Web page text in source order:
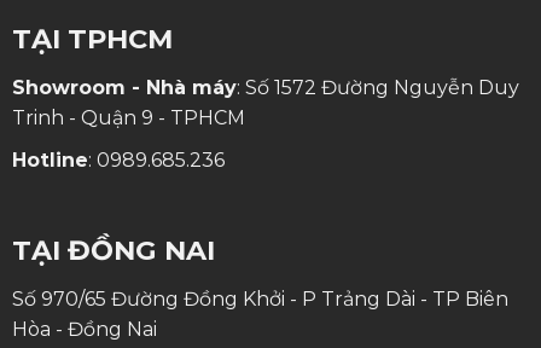
TẠI TPHCM
Showroom - Nhà máy: Số 1572 Đường Nguyễn Duy
Trinh - Quận 9 - TPHCM
Hotline: 0989.685.236
TẠI ĐỒNG NAI
Số 970/65 Đường Đồng Khởi - P Trảng Dài - TP Biên
Hòa - Đồng Nai